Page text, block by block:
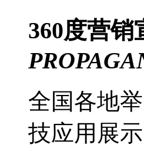
360度营销
全国各地
技应用展示